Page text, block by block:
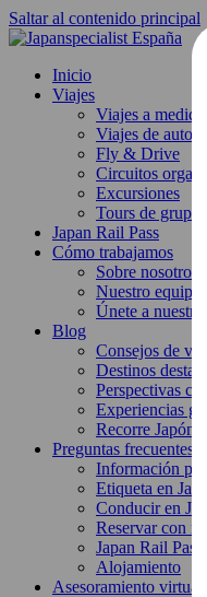
Saltar al contenido principal
Inicio
Viajes
Viajes a medida
Viajes de autor
Fly & Drive
Circuitos
Excursiones
Tours de grupo
Japan Rail Pass
Cómo trabajamos
Sobre nosotros
Nuestro equipo
Únete a nuestro
Blog
Consejos de
Destinos
Perspectivas
Experiencias
Recorre Japón
Preguntas frecuentes
Información
Etiqueta en
Conducir en
Reservar con
Japan Rail Pass
Alojamiento
Asesoramiento virtual